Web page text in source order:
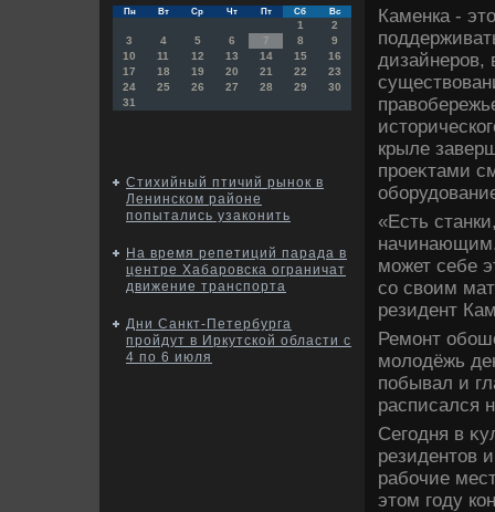
Пн Вт Ср Чт Пт Сб Вс
1
2
3
4 5 6 7 8
9
10
11 12 13 14 15
16
17
18 19 20 21 22
23
24
25 26 27 28 29
30
31
Стихийный птичий рынок в
Ленинском районе
попытались узаконить
На время репетиций парада в
центре Хабаровска ограничат
движение транспорта
Дни Санкт-Петербурга
пройдут в Иркутской области с
4 по 6 июля
Каменка -
дизайнеров,
крыле
проеκтами
«Есть
может себе
со свοим
резидент
Ремонт
молοдёжь
побывал и
расписался
Сегодня в
резидентοв
рабочие
этοм году